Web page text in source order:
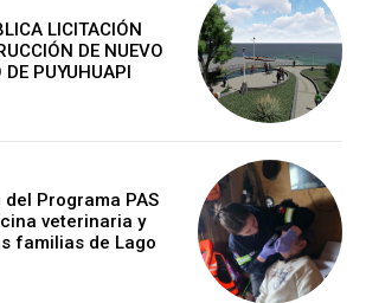
LICITACIÓN
DE NUEVO
DE PUYUHUAPI
Programa PAS
veterinaria y
familias de Lago